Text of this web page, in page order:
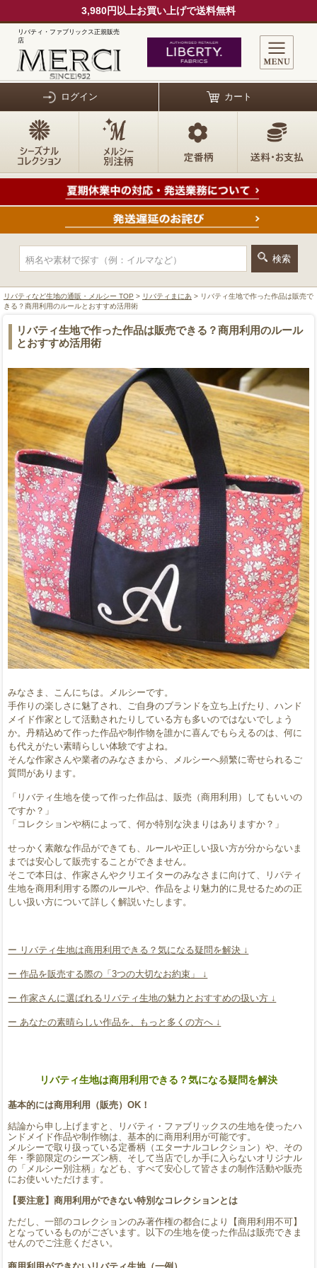
3,980円以上お買い上げで送料無料
リバティ・ファブリックス正規販売
店
ログイン カート
リバティなど生地の通販・メルシー TOP > リバティまにあ > リバティ生地で作った作品は販売で
きる？商用利用のルールとおすすめ活用術
リバティ生地で作った作品は販売できる？商用利用のルール
とおすすめ活用術
みなさま、こんにちは。メルシーです。
手作りの楽しさに魅了され、ご自身のブランドを立ち上げたり、ハンド
メイド作家として活動されたりしている方も多いのではないでしょう
か。丹精込めて作った作品や制作物を誰かに喜んでもらえるのは、何に
も代えがたい素晴らしい体験ですよね。
そんな作家さんや業者のみなさまから、メルシーへ頻繁に寄せられるご
質問があります。
「リバティ生地を使って作った作品は、販売（商用利用）してもいいの
ですか？」
「コレクションや柄によって、何か特別な決まりはありますか？」
せっかく素敵な作品ができても、ルールや正しい扱い方が分からないま
までは安心して販売することができません。
そこで本日は、作家さんやクリエイターのみなさまに向けて、リバティ
生地を商用利用する際のルールや、作品をより魅力的に見せるための正
しい扱い方について詳しく解説いたします。
ー リバティ生地は商用利用できる？気になる疑問を解決 ↓
ー 作品を販売する際の「3つの大切なお約束」 ↓
ー 作家さんに選ばれるリバティ生地の魅力とおすすめの扱い方 ↓
ー あなたの素晴らしい作品を、もっと多くの方へ ↓
リバティ生地は商用利用できる？気になる疑問を解決
基本的には商用利用（販売）OK！
結論から申し上げますと、リバティ・ファブリックスの生地を使ったハ
ンドメイド作品や制作物は、基本的に商用利用が可能です。
メルシーで取り扱っている定番柄（エターナルコレクション）や、その
年・季節限定のシーズン柄、そして当店でしか手に入らないオリジナル
の「メルシー別注柄」なども、すべて安心して皆さまの制作活動や販売
にお使いいただけます。
【要注意】商用利用ができない特別なコレクションとは
ただし、一部のコレクションのみ著作権の都合により【商用利用不可】
となっているものがございます。以下の生地を使った作品は販売できま
せんのでご注意ください。